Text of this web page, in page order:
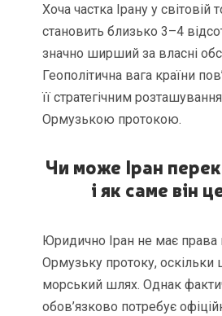
Хоча частка Ірану у світовій
становить близько 3–4
значно ширший за власні
Геополітична вага країни
її стратегічним
Ормузькою протокою.
Чи може Іран
і як саме він
Юридично Іран не має права
Ормузьку протоку, оскільки
морський шлях. Однак
обов’язково потребує